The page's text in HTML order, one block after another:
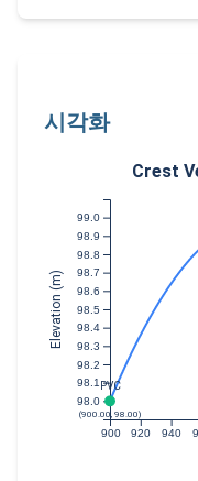
시각화
900 920 940
98.0
98.1
98.2
98.3
98.4
98.5
98.6
98.7
98.8
98.9
99.0
Elevation (m)
PVC
(900.00, 98.00)
Crest